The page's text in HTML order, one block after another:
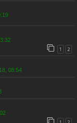
1 2
08:54